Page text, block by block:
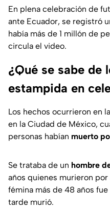
En plena celebración de
ante Ecuador, se registró
había más de 1 millón de
circula el video.
¿Qué se sabe de
estampida en
Los hechos ocurrieron en
en la Ciudad de México,
personas habían muerto
Se trataba de un hombre
años quienes murieron
fémina más de 48 años
tarde murió.